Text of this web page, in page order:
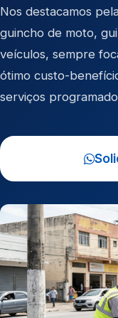
Nos destacamos
guincho de moto,
veículos, sempre
ótimo custo-
serviços